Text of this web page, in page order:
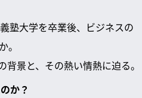
塾大学を卒業後、ビジネスの
。
景と、その熱い情熱に迫る。
か？